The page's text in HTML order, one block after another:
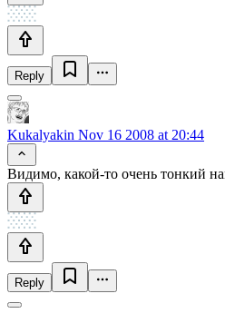
Reply
Kukalyakin Nov 16 2008 at 20:44
Видимо, какой-то очень тонкий
Reply